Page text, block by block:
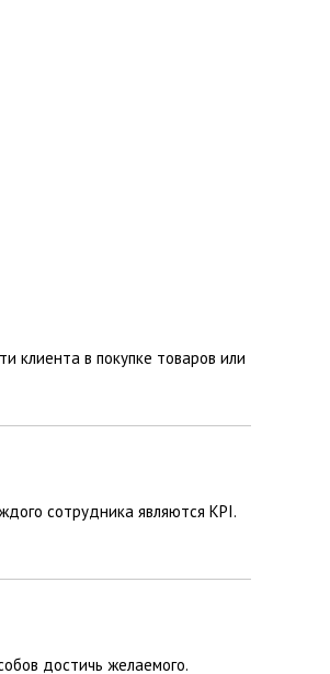
клиента в покупке товаров или
сотрудника являются KPI.
достичь желаемого.